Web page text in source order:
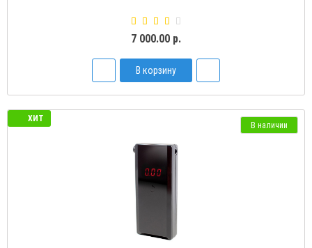
7 000.00 р.
В корзину
ХИТ
В наличии